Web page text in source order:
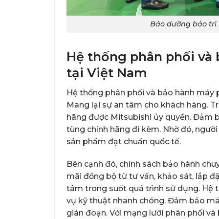
Bảo dưỡng bảo trì
Hệ thống phân phối
tại Việt Nam
Hệ thống phân phối và bảo hành
Mang lại sự an tâm cho khách hàng.
hãng được Mitsubishi ủy quyền. Đảm
tùng chính hãng đi kèm. Nhờ đó,
sản phẩm đạt chuẩn quốc tế.
Bên cạnh đó, chính sách bảo hành
mãi đồng bộ từ tư vấn, khảo sát, lắp
tâm trong suốt quá trình sử dụng. Hệ
vụ kỹ thuật nhanh chóng. Đảm bảo
gián đoạn. Với mạng lưới phân phối